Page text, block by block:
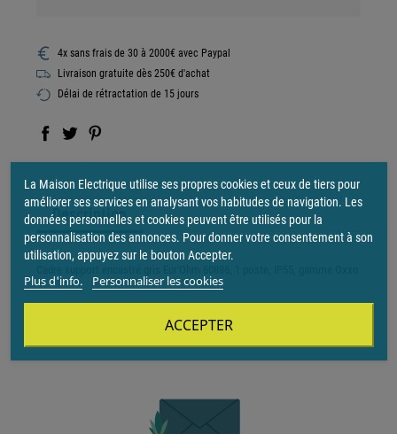
4x sans frais de 30 à 2000€ avec Paypal
Livraison gratuite dès 250€ d'achat
Délai de rétractation de 15 jours
Description
La Maison Electrique utilise ses propres cookies et ceux de tiers pour
améliorer ses services en analysant vos habitudes de navigation. Les
données personnelles et cookies peuvent être utilisés pour la
personnalisation des annonces. Pour donner votre consentement à son
utilisation, appuyez sur le bouton Accepter.
Plus d'info. Personnaliser les cookies
ACCEPTER